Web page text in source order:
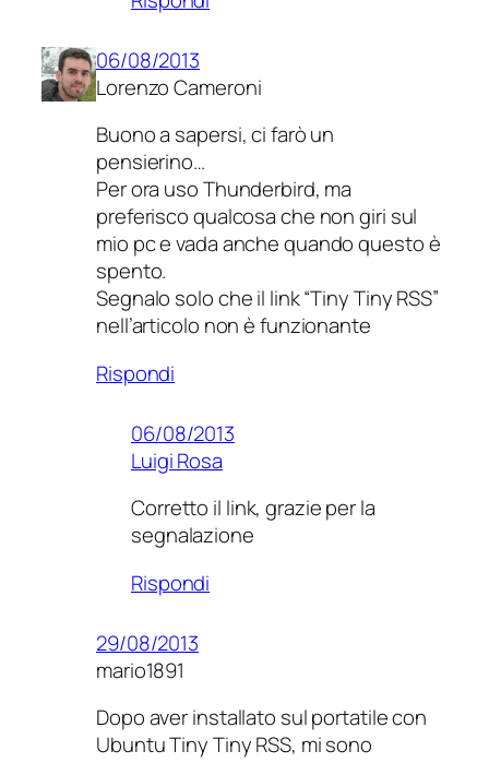
06/08/2013
Lorenzo Cameroni
Buono a sapersi, ci farò un
pensierino…
Per ora uso Thunderbird, ma
preferisco qualcosa che non giri sul
mio pc e vada anche quando questo è
spento.
Segnalo solo che il link “Tiny Tiny RSS”
nell’articolo non è funzionante
Rispondi
06/08/2013
Luigi Rosa
Corretto il link, grazie per la
segnalazione
Rispondi
29/08/2013
mario1891
Dopo aver installato sul portatile con
Ubuntu Tiny Tiny RSS, mi sono